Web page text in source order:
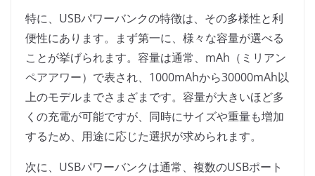
特に、USBパワーバンクの特徴は、その多様性と利
便性にあります。まず第一に、様々な容量が選べる
ことが挙げられます。容量は通常、mAh（ミリアン
ペアアワー）で表され、1000mAhから30000mAh以
上のモデルまでさまざまです。容量が大きいほど多
くの充電が可能ですが、同時にサイズや重量も増加
するため、用途に応じた選択が求められます。
次に、USBパワーバンクは通常、複数のUSBポート